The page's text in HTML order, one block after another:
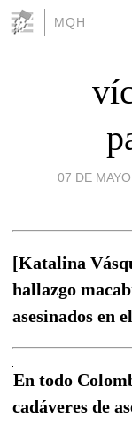
MQH
07 DE
[Katalina
hallazgo
asesinados en
En todo
cadáveres de